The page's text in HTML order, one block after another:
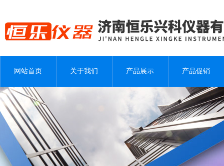
网站首页 关于我们 产品展示 产品促销